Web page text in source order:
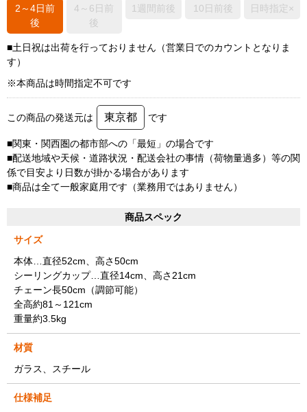
2～4日前
後
4～6日前
後
1週間前後 10日前後 日時指定×
■土日祝は出荷を行っておりません（営業日でのカウントとなりま
す）
※本商品は時間指定不可です
この商品の発送元は 東京都 です
■関東・関西圏の都市部への「最短」の場合です
■配送地域や天候・道路状況・配送会社の事情（荷物量過多）等の関
係で目安より日数が掛かる場合があります
■商品は全て一般家庭用です（業務用ではありません）
商品スペック
サイズ
本体…直径52cm、高さ50cm
シーリングカップ…直径14cm、高さ21cm
チェーン長50cm（調節可能）
全高約81～121cm
重量約3.5kg
材質
ガラス、スチール
仕様補足